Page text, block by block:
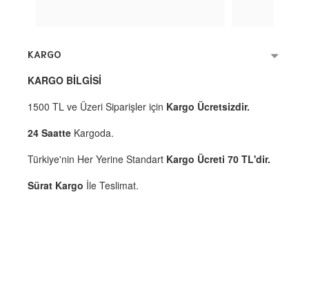
KARGO
KARGO BİLGİSİ
1500 TL ve Üzeri Siparişler için Kargo Ücretsizdir.
24 Saatte Kargoda.
Türkiye'nin Her Yerine Standart Kargo Ücreti 70 TL'dir.
Sürat Kargo İle Teslimat.